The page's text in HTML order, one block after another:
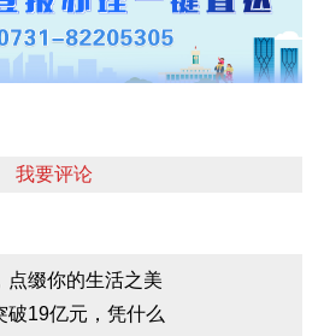
我要评论
点缀你的生活之美
破19亿元，凭什么